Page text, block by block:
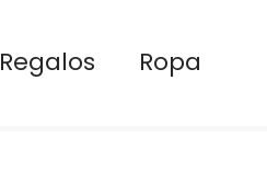
Regalos Ropa